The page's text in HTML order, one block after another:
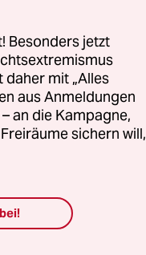
Besonders jetzt
mit „Alles
aus Anmeldungen
an die Kampagne,
sichern will,